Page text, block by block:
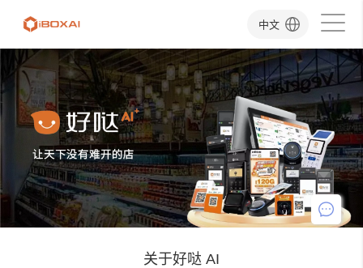
中文
关于好哒 AI